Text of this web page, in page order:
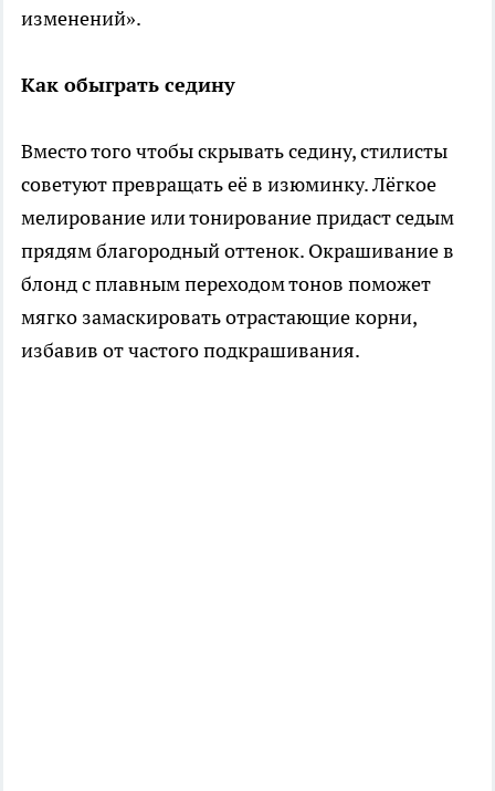
изменений».
Как обыграть седину
Вместо того чтобы скрывать седину, стилисты
советуют превращать её в изюминку. Лёгкое
мелирование или тонирование придаст седым
прядям благородный оттенок. Окрашивание в
блонд с плавным переходом тонов поможет
мягко замаскировать отрастающие корни,
избавив от частого подкрашивания.